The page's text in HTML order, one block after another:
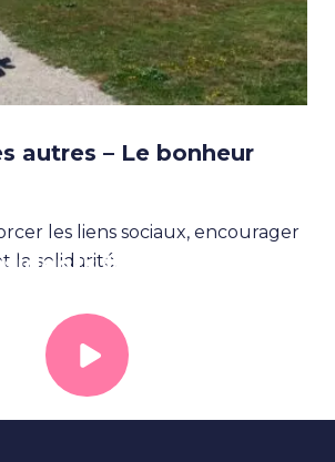
autres – Le bonheur
les liens sociaux, encourager
la solidarité.témoignent